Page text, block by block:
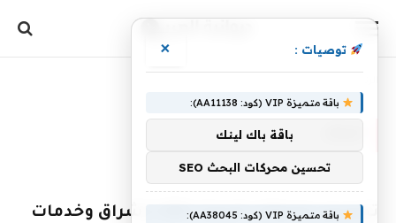
تحسين محركات البحث SEO | إشراق وخدمات
توصيات : ×
باقة متميزة VIP (كود: AA11138):
باقة باك لينك
تحسين محركات البحث SEO
باقة متميزة VIP (كود: AA38045):